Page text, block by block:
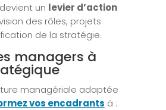
un levier d’action
des rôles, projets
de la stratégie.
managers à
managériale adaptée
vos encadrants à :